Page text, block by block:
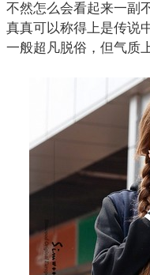
不然怎么会看起来一副
真真可以称得上是传说
一般超凡脱俗，但气质